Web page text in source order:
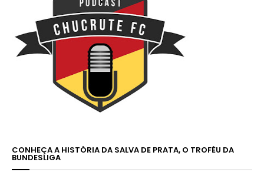
CONHEÇA A HISTÓRIA DA SALVA DE PRATA, O TROFÉU DA
BUNDESLIGA